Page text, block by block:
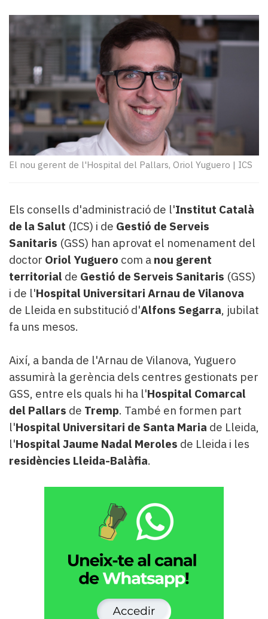
mitjans
temps
Entrevistes
Enquestes
A
escena!
Dis
la
teva!
Subscriptors
del
Pallars
Contingut
patrocinat
Lo
més
llegit...
Editorial
El nou gerent de l'Hospital del Pallars, Oriol Yuguero | ICS
Els consells d'administració de l'Institut Català
de la Salut (ICS) i de Gestió de Serveis
Sanitaris (GSS) han aprovat el nomenament del
doctor Oriol Yuguero com a nou gerent
territorial de Gestió de Serveis Sanitaris (GSS)
i de l'Hospital Universitari Arnau de Vilanova
de Lleida en substitució d'Alfons Segarra, jubilat
fa uns mesos.
Així, a banda de l'Arnau de Vilanova, Yuguero
assumirà la gerència dels centres gestionats per
GSS, entre els quals hi ha l'Hospital Comarcal
del Pallars de Tremp. També en formen part
l'Hospital Universitari de Santa Maria de Lleida,
l'Hospital Jaume Nadal Meroles de Lleida i les
residències Lleida-Balàfia.